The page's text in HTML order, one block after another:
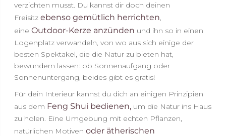
verzichten musst. Du kannst dir doch deinen
Freisitz ebenso gemütlich herrichten,
eine Outdoor-Kerze anzünden und ihn so in einen
Logenplatz verwandeln, von wo aus sich einige der
besten Spektakel, die die Natur zu bieten hat,
bewundern lassen: ob Sonnenaufgang oder
Sonnenuntergang, beides gibt es gratis!
Für dein Interieur kannst du dich an einigen Prinzipien
aus dem Feng Shui bedienen, um die Natur ins Haus
zu holen. Eine Umgebung mit echten Pflanzen,
natürlichen Motiven oder ätherischen